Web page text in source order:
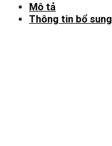
Mô tả
Thông tin bổ sung